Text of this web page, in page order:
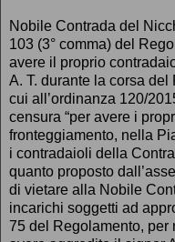
Nobile Contrada del
103 (3° comma) del
avere il proprio
A. T. durante la corsa del
cui all’ordinanza 120/
censura “per avere i
fronteggiamento, nella
i contradaioli della
quanto proposto
di vietare alla Nobile
incarichi soggetti ad
75 del Regolamento, per